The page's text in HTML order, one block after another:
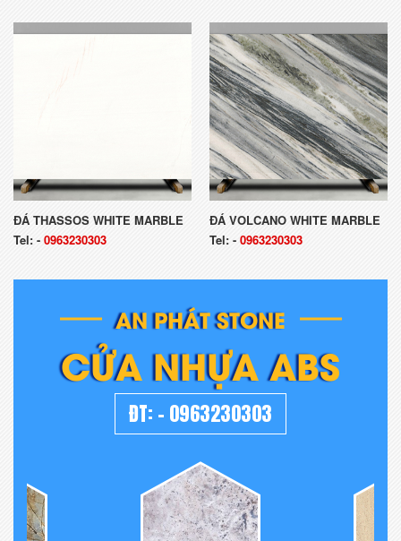
ĐÁ THASSOS WHITE MARBLE
Tel: - 0963230303
ĐÁ VOLCANO WHITE MARBLE
Tel: - 0963230303
AN PHÁT STONE
CỬA NHỰA ABS
ĐT: - 0963230303